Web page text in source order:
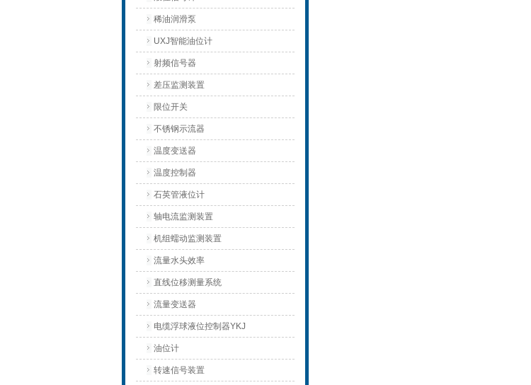
稀油润滑泵
UXJ智能油位计
射频信号器
差压监测装置
限位开关
不锈钢示流器
温度变送器
温度控制器
石英管液位计
轴电流监测装置
机组蠕动监测装置
流量水头效率
直线位移测量系统
流量变送器
电缆浮球液位控制器YKJ
油位计
转速信号装置